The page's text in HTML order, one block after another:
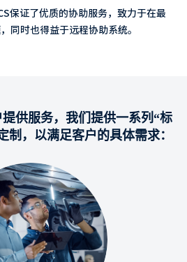
保证了优质的协助服务，致力于在最
同时也得益于远程协助系统。
供服务，我们提供一系列“标
制，以满足客户的具体需求：